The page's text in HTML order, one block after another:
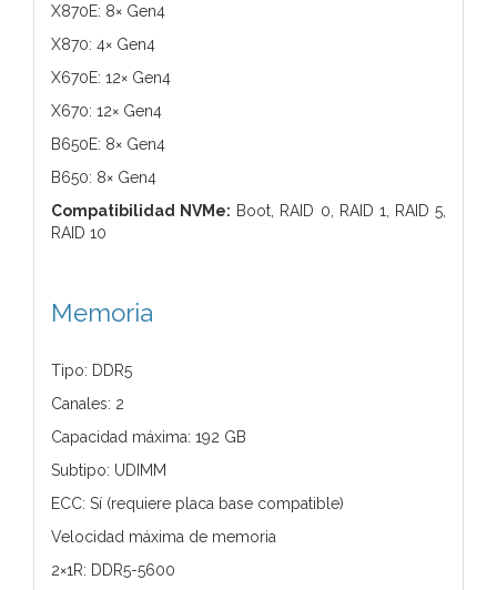
X870E: 8× Gen4
X870: 4× Gen4
X670E: 12× Gen4
X670: 12× Gen4
B650E: 8× Gen4
B650: 8× Gen4
Compatibilidad NVMe: Boot, RAID 0, RAID 1, RAID 5,
RAID 10
Memoria
Tipo: DDR5
Canales: 2
Capacidad máxima: 192 GB
Subtipo: UDIMM
ECC: Sí (requiere placa base compatible)
Velocidad máxima de memoria
2×1R: DDR5-5600